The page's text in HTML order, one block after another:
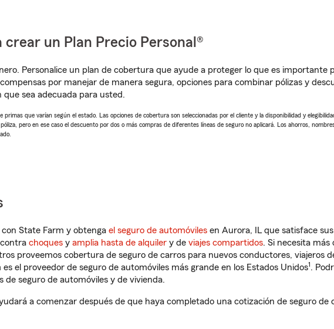
un Plan Precio Personal®
Personalice un plan de cobertura que ayude a proteger lo que es importante
por manejar de manera segura, opciones para combinar pólizas y
sea adecuada para usted.
primas que varían según el estado. Las opciones de cobertura son seleccionadas por el cliente y la disponibilidad y
pero en ese caso el descuento por dos o más compras de diferentes líneas de seguro no aplicará. Los ahorros,
State Farm y obtenga el seguro de automóviles en Aurora, IL que satisface
contra choques y amplia hasta de alquiler y de viajes compartidos. Si necesita más
proveemos cobertura de seguro de carros para nuevos conductores, viajeros
el proveedor de seguro de automóviles más grande en los Estados Unidos1.
de seguro de automóviles y de vivienda.
a comenzar después de que haya completado una cotización de seguro de